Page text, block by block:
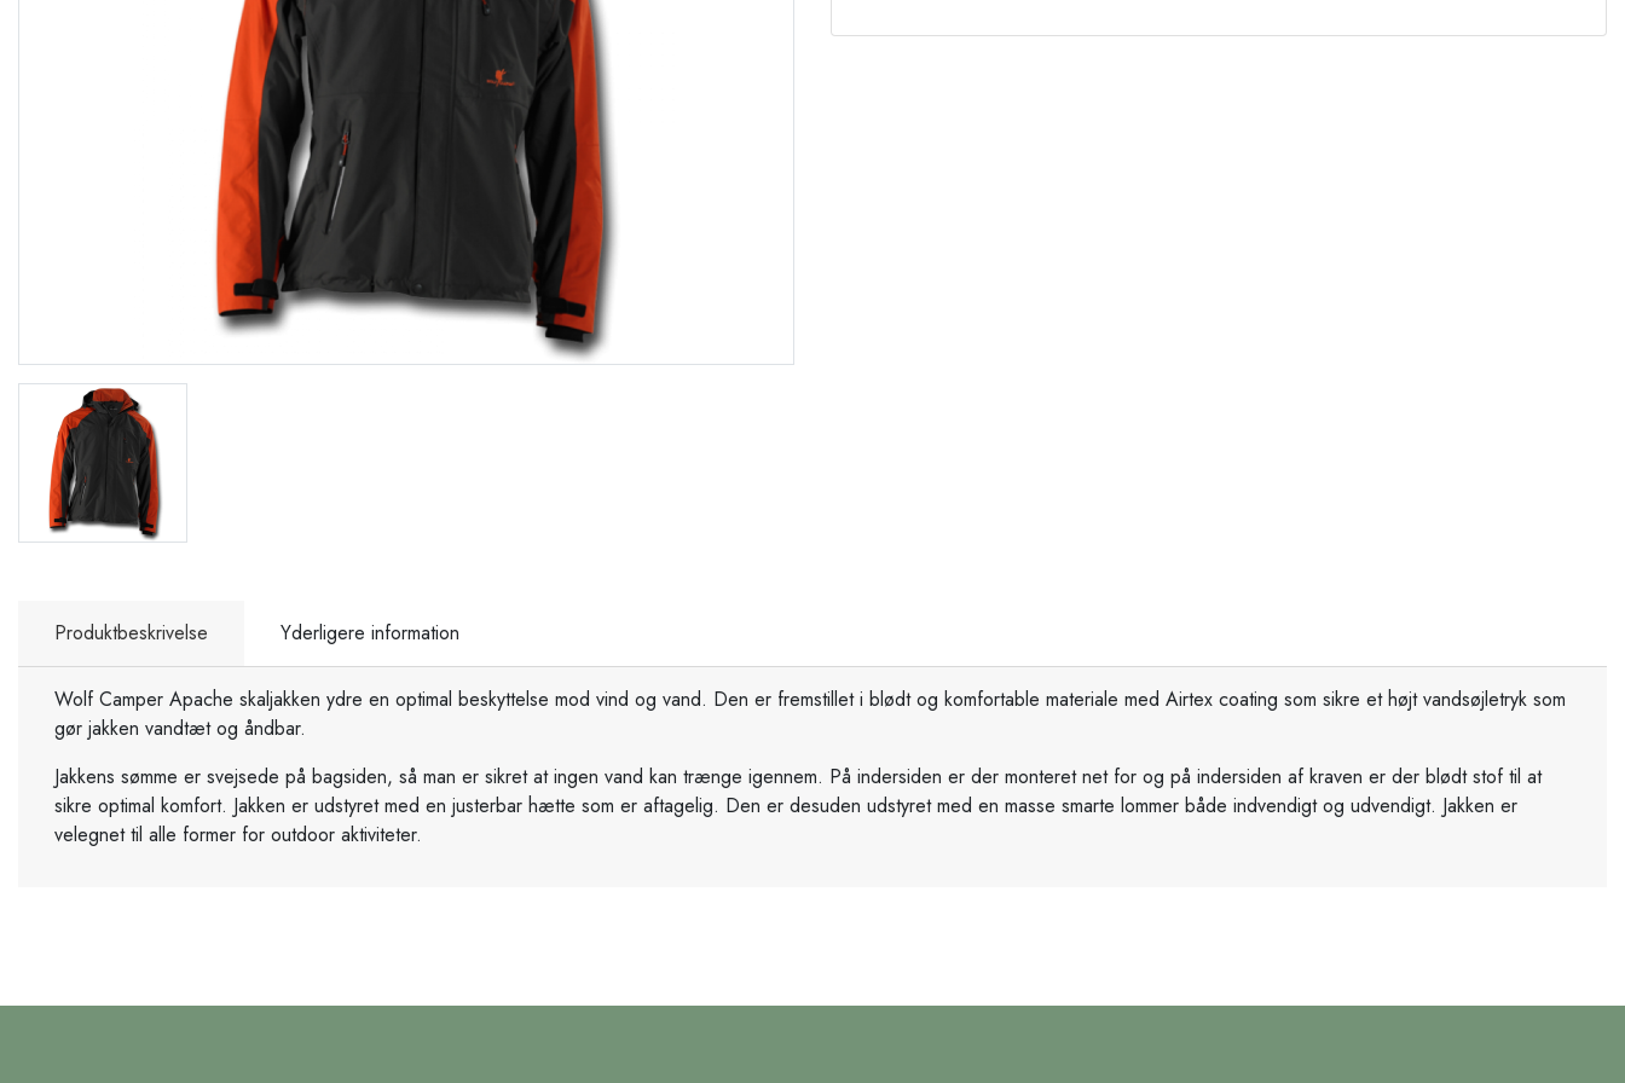
Produktbeskrivelse Yderligere information
Wolf Camper Apache skaljakken ydre en optimal beskyttelse mod vind og vand. Den er fremstillet i blødt og komfortable materiale med Airtex coating som sikre et højt vandsøjletryk som
gør jakken vandtæt og åndbar.
Jakkens sømme er svejsede på bagsiden, så man er sikret at ingen vand kan trænge igennem. På indersiden er der monteret net for og på indersiden af kraven er der blødt stof til at
sikre optimal komfort. Jakken er udstyret med en justerbar hætte som er aftagelig. Den er desuden udstyret med en masse smarte lommer både indvendigt og udvendigt. Jakken er
velegnet til alle former for outdoor aktiviteter.